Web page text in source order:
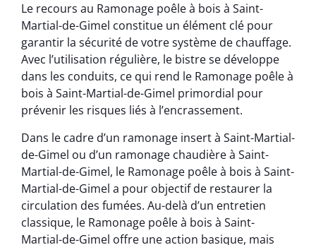
Le recours au Ramonage poêle à bois à Saint-
Martial-de-Gimel constitue un élément clé pour
garantir la sécurité de votre système de chauffage.
Avec l’utilisation régulière, le bistre se développe
dans les conduits, ce qui rend le Ramonage poêle à
bois à Saint-Martial-de-Gimel primordial pour
prévenir les risques liés à l’encrassement.
Dans le cadre d’un ramonage insert à Saint-Martial-
de-Gimel ou d’un ramonage chaudière à Saint-
Martial-de-Gimel, le Ramonage poêle à bois à Saint-
Martial-de-Gimel a pour objectif de restaurer la
circulation des fumées. Au-delà d’un entretien
classique, le Ramonage poêle à bois à Saint-
Martial-de-Gimel offre une action basique, mais